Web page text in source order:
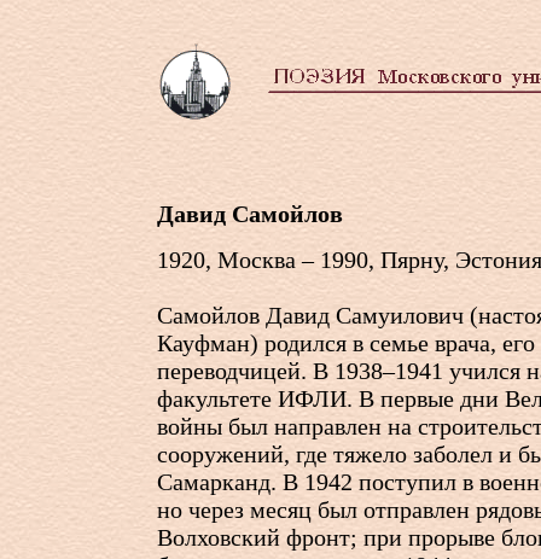
Давид Самойлов
1920, Москва – 1990, Пярну, Эстония
Самойлов Давид Самуилович
Кауфман) родился в семье врача,
переводчицей. В 1938–1941 учился
факультете ИФЛИ. В первые дни
войны был направлен на
сооружений, где тяжело заболел и
Самарканд. В 1942 поступил в
но через месяц был отправлен
Волховский фронт; при прорыве